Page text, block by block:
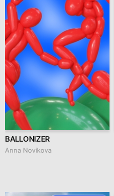
BALLONIZER
Аnna Novikova